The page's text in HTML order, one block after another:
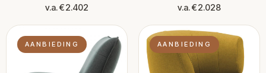
v.a. €2.402 v.a. €2.028
AANBIEDING AANBIEDING